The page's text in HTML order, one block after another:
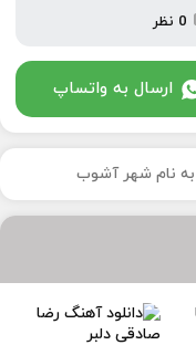
0 نظر
ارسال به واتساپ
به نام شهر آشوب